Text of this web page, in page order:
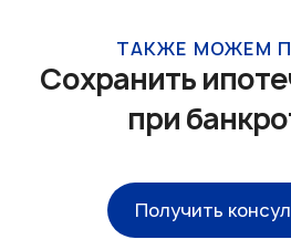
ТАКЖЕ МОЖЕМ
Сохранить
при
Получить